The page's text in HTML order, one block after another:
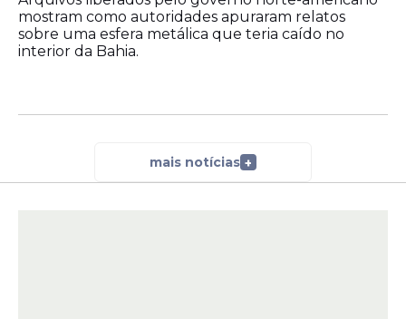
mostram como autoridades apuraram relatos
sobre uma esfera metálica que teria caído no
interior da Bahia.
mais notícias +